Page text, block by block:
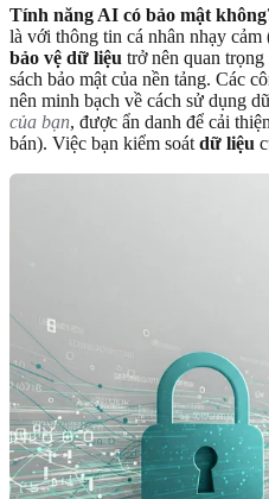
Tính năng AI có bảo mật
là với thông tin cá nhân nhạy cảm
bảo vệ dữ liệu trở nên quan
sách bảo mật của nền tảng. Các
nên minh bạch về cách sử dụng
của bạn, được ẩn danh để cải
bán). Việc bạn kiểm soát dữ liệu